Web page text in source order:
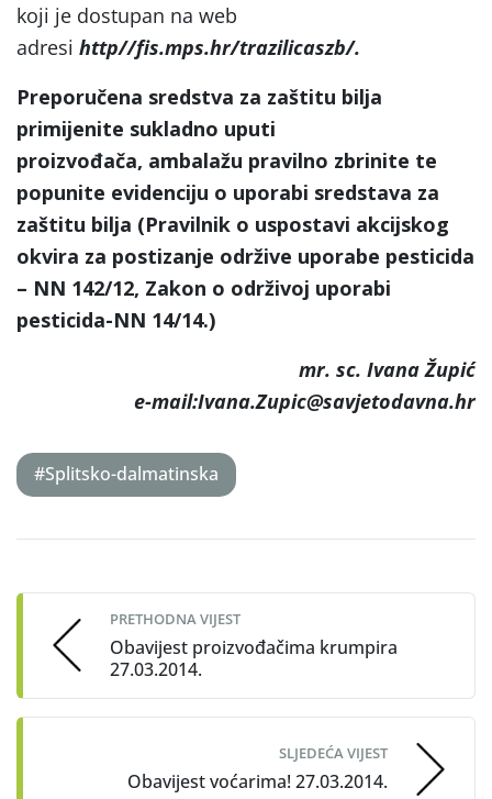
koji je dostupan na web
adresi http//fis.mps.hr/trazilicaszb/.
Preporučena sredstva za zaštitu bilja
primijenite sukladno uputi
proizvođača, ambalažu pravilno zbrinite te
popunite evidenciju o uporabi sredstava za
zaštitu bilja (Pravilnik o uspostavi akcijskog
okvira za postizanje održive uporabe pesticida
– NN 142/12, Zakon o održivoj uporabi
pesticida-NN 14/14.)
mr. sc. Ivana Župić
e-mail:Ivana.Zupic@savjetodavna.hr
#Splitsko-dalmatinska
navigation
PRETHODNA VIJEST
Obavijest proizvođačima krumpira
27.03.2014.
SLJEDEĆA VIJEST
Obavijest voćarima! 27.03.2014.